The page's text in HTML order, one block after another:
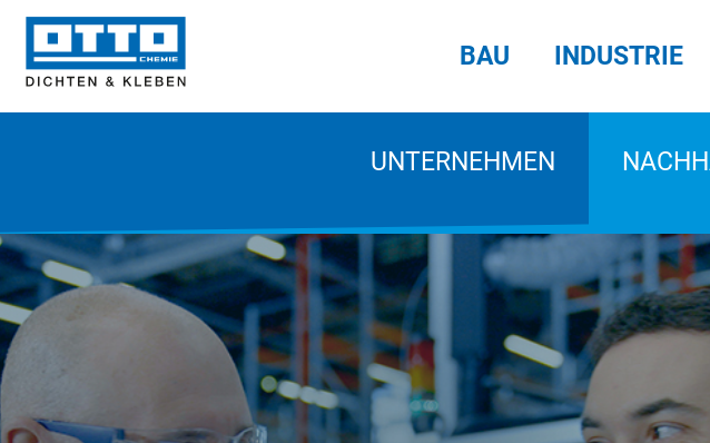
BAU INDUSTRIE
UNTERNEHMEN